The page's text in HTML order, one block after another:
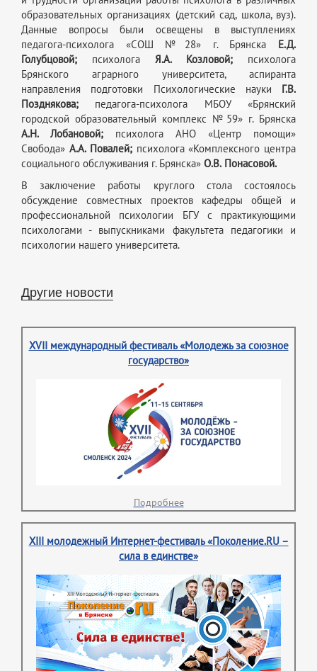
образовательных организациях (детский сад, школа, вуз).
Данные вопросы были освещены в выступлениях
педагога-психолога «СОШ №28» г. Брянска Е.Д.
Голубцовой; психолога Я.А. Козловой; психолога
Брянского аграрного университета, аспиранта
направления подготовки Психологические науки Г.В.
Позднякова; педагога-психолога МБОУ«Брянский
городской образовательный комплекс №59» г. Брянска
А.Н. Лобановой; психолога АНО «Центр помощи»
Свобода» А.А. Повалей; психолога «Комплексного центра
социального обслуживания г. Брянска» О.В. Понасовой.
В заключение работы круглого стола состоялось
обсуждение совместных проектов кафедры общей и
профессиональной психологии БГУ с практикующими
психологами - выпускниками факультета педагогики и
психологии нашего университета.
Другие новости
XVII международный фестиваль «Молодежь за союзное
государство»
Подробнее
XIII молодежный Интернет-фестиваль «Поколение.RU –
сила в единстве»